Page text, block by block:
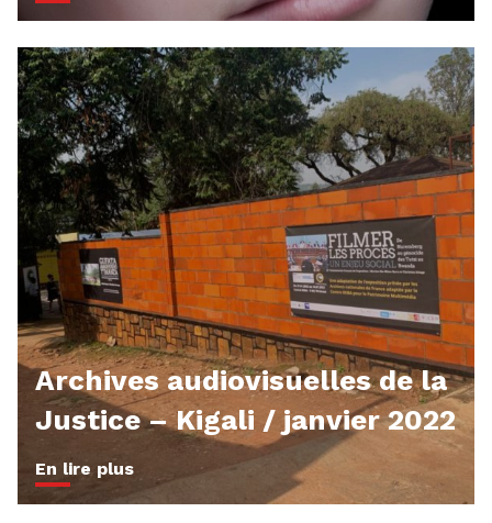
Archives audiovisuelles de la
Justice – Kigali / janvier 2022
En lire plus